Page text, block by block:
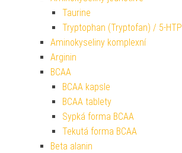
Taurine
Tryptophan (Tryptofan) / 5-HTP
Aminokyseliny komplexní
Arginin
BCAA
BCAA kapsle
BCAA tablety
Sypká forma BCAA
Tekutá forma BCAA
Beta alanin